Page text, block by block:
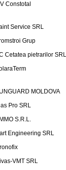
Constotal
Service SRL
Grup
Cetatea pietrarilor SRL
MOLDOVA
Pro SRL
S.R.L.
Engineering SRL
VMT SRL